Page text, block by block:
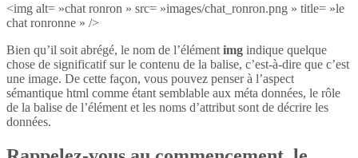
<img alt= »chat ronron » src= »images/chat_ronron.png » title= »le
chat ronronne » />
Bien qu’il soit abrégé, le nom de l’élément img indique quelque
chose de significatif sur le contenu de la balise, c’est-à-dire que c’est
une image. De cette façon, vous pouvez penser à l’aspect
sémantique html comme étant semblable aux méta données, le rôle
de la balise de l’élément et les noms d’attribut sont de décrire les
données.